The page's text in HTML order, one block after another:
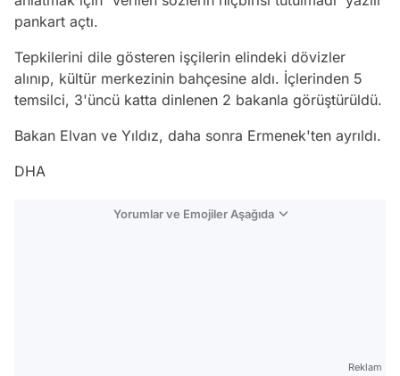
pankart açtı.
Tepkilerini dile gösteren işçilerin elindeki dövizler
alınıp, kültür merkezinin bahçesine aldı. İçlerinden 5
temsilci, 3'üncü katta dinlenen 2 bakanla görüştürüldü.
Bakan Elvan ve Yıldız, daha sonra Ermenek'ten ayrıldı.
DHA
Yorumlar ve Emojiler Aşağıda
Reklam
Gündem